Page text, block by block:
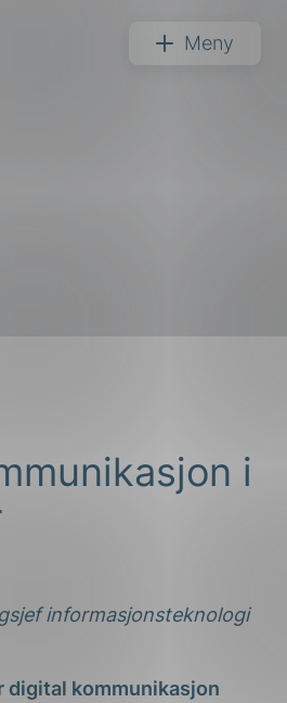
Meny
i
informasjonsteknologi
digital kommunikasjon